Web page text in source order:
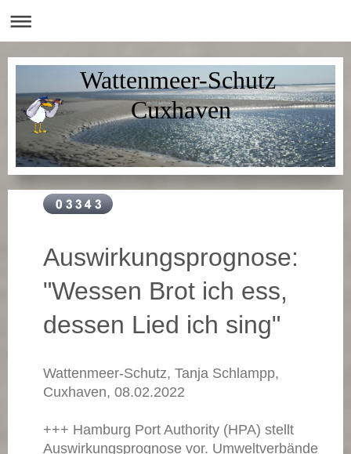
Wattenmeer-Schutz
Cuxhaven
Auswirkungsprognose:
"Wessen Brot ich ess,
dessen Lied ich sing"
Wattenmeer-Schutz, Tanja Schlampp,
Cuxhaven, 08.02.2022
+++ Hamburg Port Authority (HPA) stellt
Auswirkungsprognose vor. Umweltverbände